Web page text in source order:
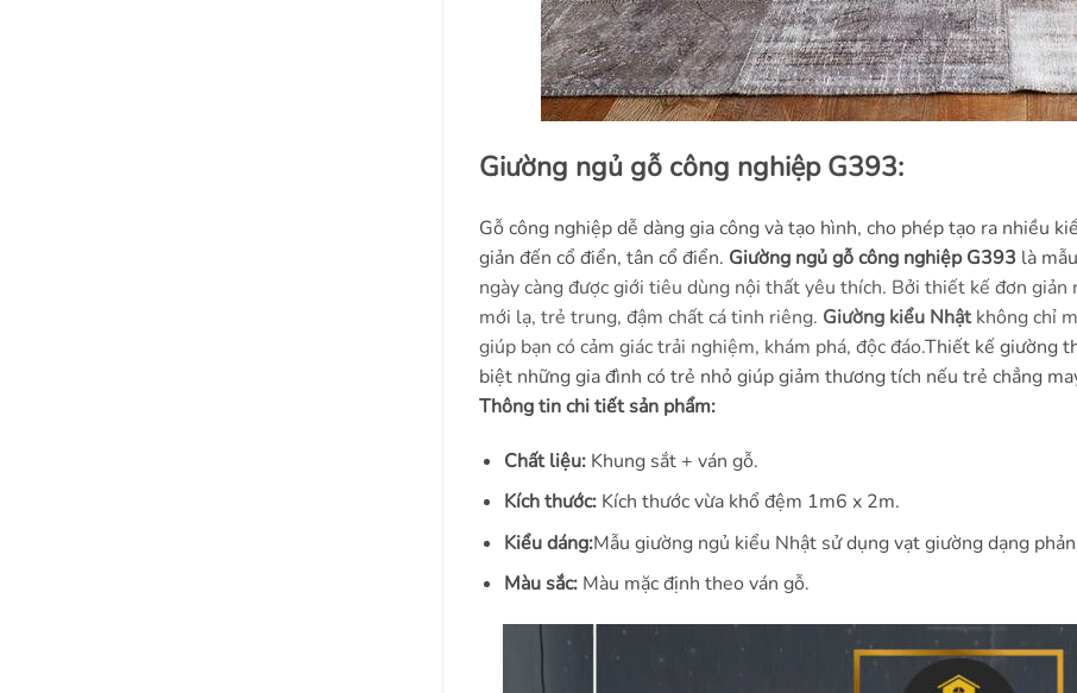
Giường ngủ gỗ công nghiệp G393:
Gỗ công nghiệp dễ dàng gia công và tạo hình, cho phép tạo ra nhiều
giản đến cổ điển, tân cổ điển. Giường ngủ gỗ công nghiệp G393 là
ngày càng được giới tiêu dùng nội thất yêu thích. Bởi thiết kế đơn
mới lạ, trẻ trung, đậm chất cá tinh riêng. Giường kiểu Nhậtkhông chỉ
giúp bạn có cảm giác trải nghiệm, khám phá, độc đáo.Thiết kế giường
biệt những gia đình có trẻ nhỏ giúp giảm thương tích nếu trẻ chẳng
Thông tin chi tiết sản phẩm:
Chất liệu:Khung sắt + ván gỗ.
Kích thước: Kích thước vừa khổ đệm 1m6 x 2m.
Kiểu dáng:Mẫu giường ngủ kiểu Nhật sử dụng vạt giường dạng
Màu sắc:Màu mặc định theo ván gỗ.